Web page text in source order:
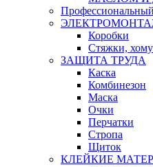
Коробки
Стяжки,
ЗАЩИТА ТРУДА
Каска
Комбинезон
Маска
Очки
Перчатки
Стропа
Щиток
КЛЕЙКИЕ